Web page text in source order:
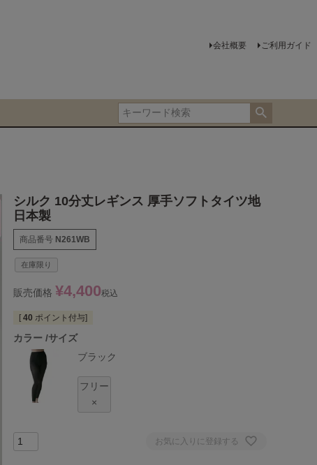
会社概要 ご利用ガイド
シルク 10分丈レギンス 厚手ソフトタイツ地
日本製
商品番号 N261WB
在庫限り
販売価格 ¥4,400税込
[ 40 ポイント付与]
カラー サイズ
ブラック
フリー
×
お気に入りに登録する